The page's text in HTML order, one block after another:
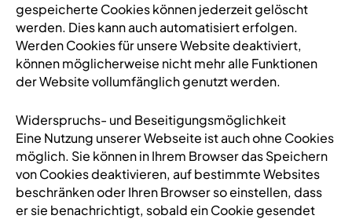
gespeicherte Cookies können jederzeit gelöscht
werden. Dies kann auch automatisiert erfolgen.
Werden Cookies für unsere Website deaktiviert,
können möglicherweise nicht mehr alle Funktionen
der Website vollumfänglich genutzt werden.
Widerspruchs- und Beseitigungsmöglichkeit
Eine Nutzung unserer Webseite ist auch ohne Cookies
möglich. Sie können in Ihrem Browser das Speichern
von Cookies deaktivieren, auf bestimmte Websites
beschränken oder Ihren Browser so einstellen, dass
er sie benachrichtigt, sobald ein Cookie gesendet